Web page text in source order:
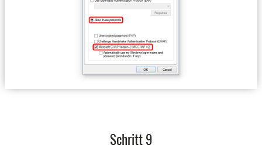
Schritt 9